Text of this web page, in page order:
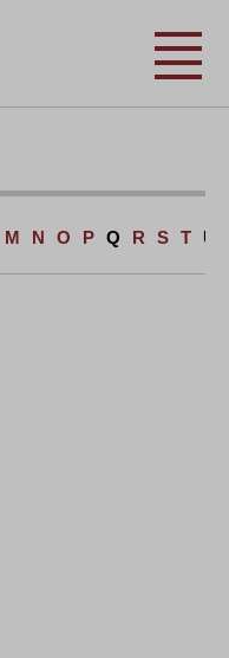
M N O P Q R S T U